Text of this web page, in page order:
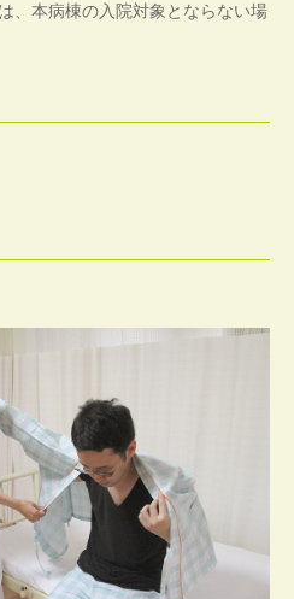
、本病棟の入院対象とならない場